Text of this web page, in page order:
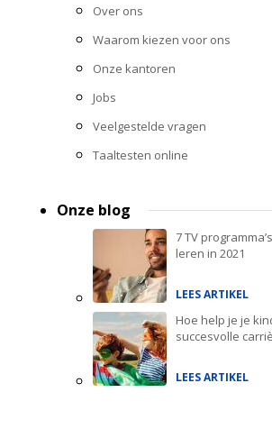
Over ons
Waarom kiezen voor ons
Onze kantoren
Jobs
Veelgestelde vragen
Taaltesten online
Onze blog
7 TV
leren in 2021
LEES ARTIKEL
Hoe help je je
succesvolle
LEES ARTIKEL